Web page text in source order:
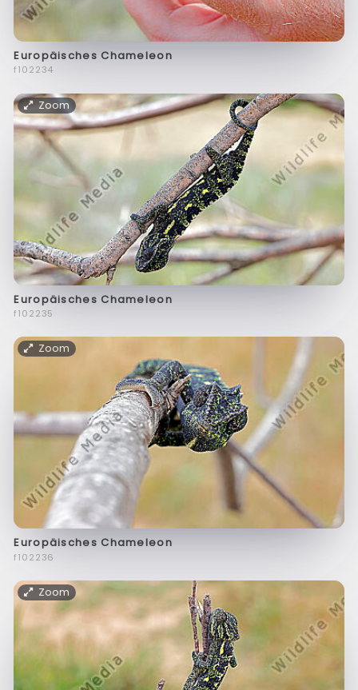
Europäisches Chameleon
f102234
Zoom
Europäisches Chameleon
f102235
Zoom
Europäisches Chameleon
f102236
Zoom